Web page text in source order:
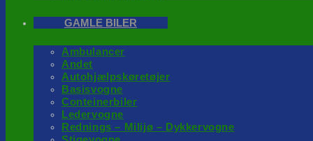
GAMLE BILER
Ambulancer
Andet
Autohjælpskøretøjer
Basisvogne
Conteinerbiler
Ledervogne
Rednings – Milijø – Dykkervogne